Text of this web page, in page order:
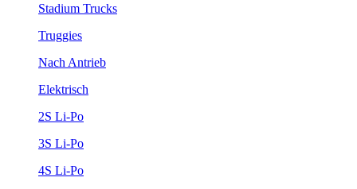
Stadium Trucks
Truggies
Nach Antrieb
Elektrisch
2S Li-Po
3S Li-Po
4S Li-Po